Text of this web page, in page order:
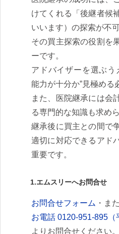
けてくれる「後継者候
いいます）の探索が不
その買主探索の役割を
ーです。
アドバイザーを選ぶう
能力が十分か”見極める
また、医院継承には会
る専門的な知識も求め
継承後に買主との間で
適切に対応できるアド
重要です。
1.エムスリーへお問合せ
お問合せフォーム ・ま
お電話 0120-951-895（
よりお問合せください。